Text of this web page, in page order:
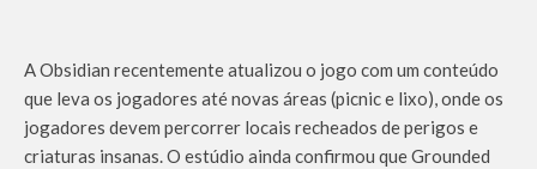
A Obsidian recentemente atualizou o jogo com um conteúdo
que leva os jogadores até novas áreas (picnic e lixo), onde os
jogadores devem percorrer locais recheados de perigos e
criaturas insanas. O estúdio ainda confirmou que Grounded